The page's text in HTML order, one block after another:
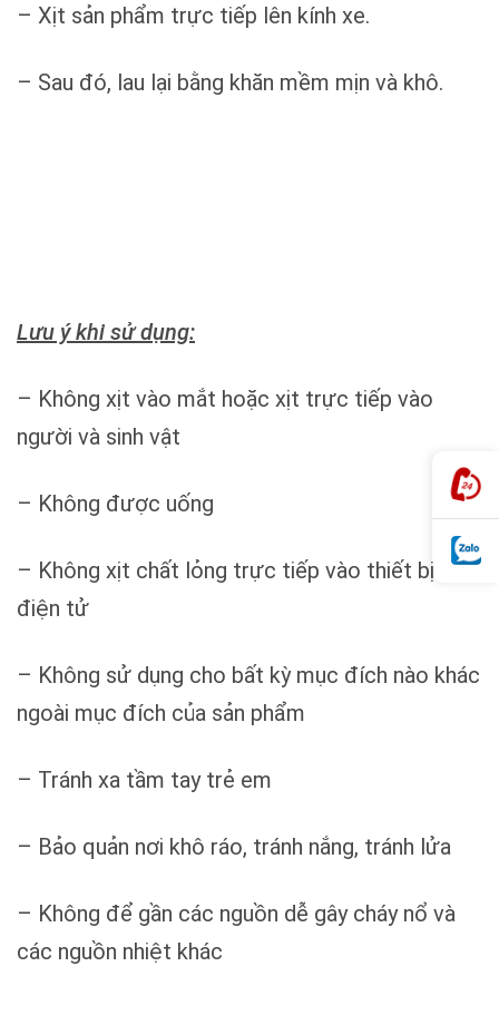
– Xịt sản phẩm trực tiếp lên kính xe.
– Sau đó, lau lại bằng khăn mềm mịn và khô.
Lưu ý khi sử dụng:
– Không xịt vào mắt hoặc xịt trực tiếp vào
người và sinh vật
– Không được uống
– Không xịt chất lỏng trực tiếp vào thiết bị
điện tử
– Không sử dụng cho bất kỳ mục đích nào khác
ngoài mục đích của sản phẩm
– Tránh xa tầm tay trẻ em
– Bảo quản nơi khô ráo, tránh nắng, tránh lửa
– Không để gần các nguồn dễ gây cháy nổ và
các nguồn nhiệt khác